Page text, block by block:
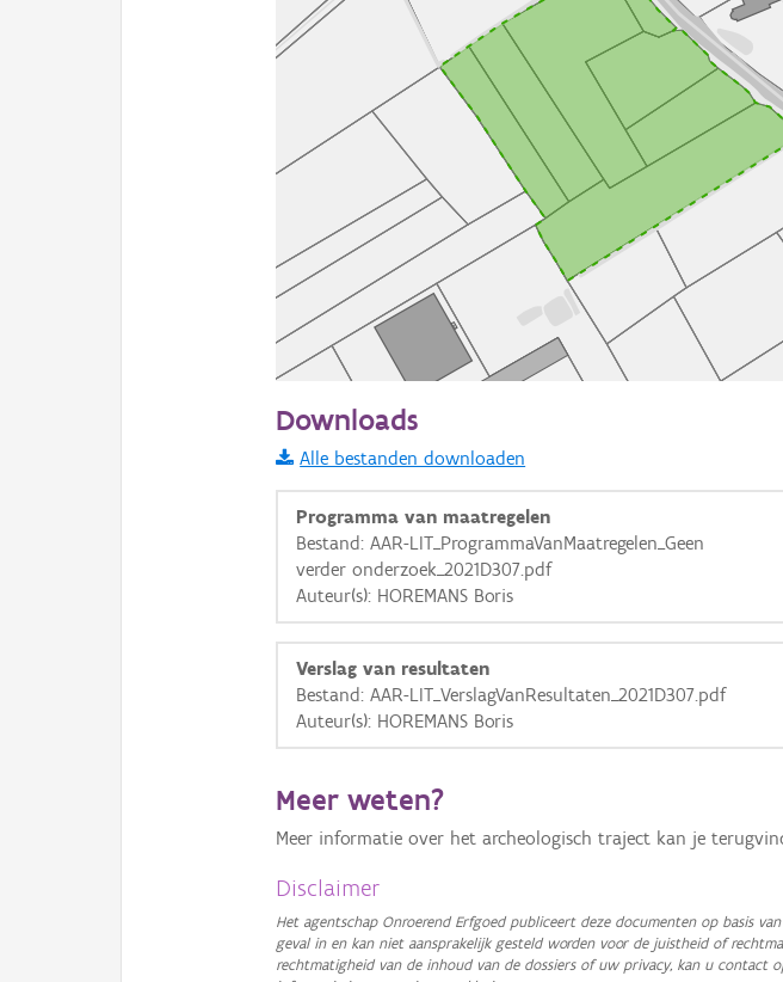
Informatie Vlaanderen
i
+ −
Basis Lagen
OSM-Basiskaart
Ortho
GRB-Basiskaart
GRB-Basiskaart in grijswaarden
Downloads
Alle bestanden downloaden
Programma van maatregelen
Bestand: AAR-LIT_ProgrammaVanMaatregelen_Geen
verder onderzoek_2021D307.pdf
Auteur(s): HOREMANS Boris
Verslag van resultaten
Bestand: AAR-LIT_VerslagVanResultaten_2021D307.pdf
Auteur(s): HOREMANS Boris
Meer weten?
Meer informatie over het archeologisch traject kan je
Disclaimer
Het agentschap Onroerend Erfgoed publiceert deze documenten op basis
geval in en kan niet aansprakelijk gesteld worden voor de juistheid of
rechtmatigheid van de inhoud van de dossiers of uw privacy, kan u contact